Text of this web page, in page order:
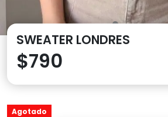
SWEATER LONDRES
$790
Agotado